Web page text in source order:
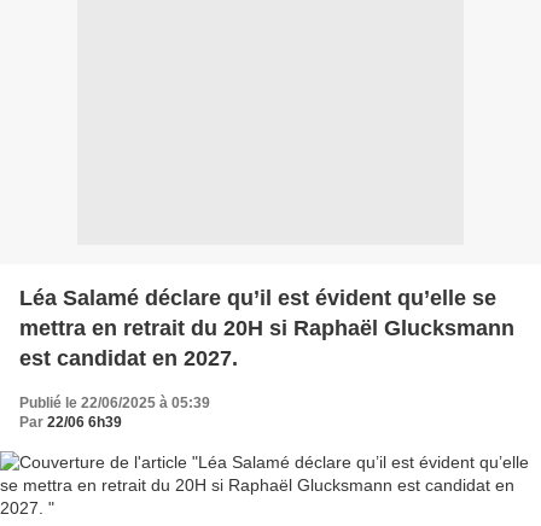
Léa Salamé déclare qu’il est évident qu’elle se
mettra en retrait du 20H si Raphaël Glucksmann
est candidat en 2027.
Publié le 22/06/2025 à 05:39
Par 22/06 6h39